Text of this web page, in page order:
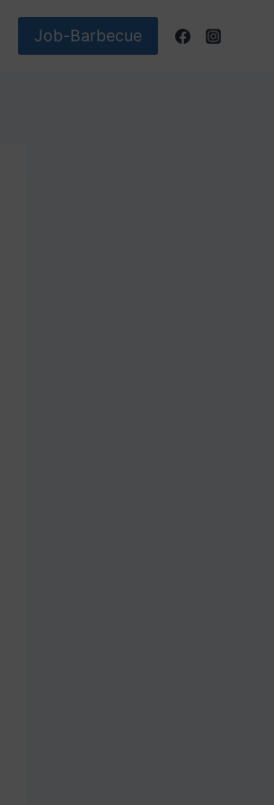
Job-Barbecue